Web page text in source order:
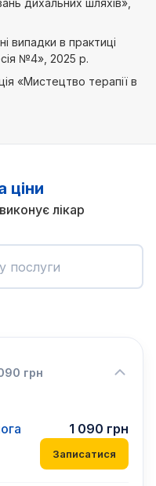
дихальних шляхів»,
випадки в практиці
№4», 2025 р.
«Мистецтво терапії в
ціни
лікар
грн
1 090 грн
Записатися